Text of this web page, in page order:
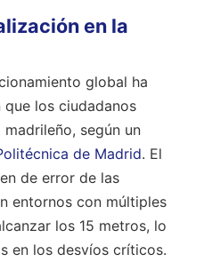
en la
global ha
los ciudadanos
según un
de Madrid. El
de error de las
entornos con múltiples
los 15 metros, lo
en los desvíos críticos.